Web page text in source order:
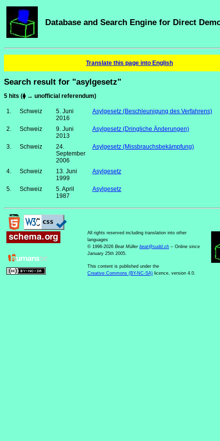
Database and Search Engine for Direct
Translate this page into English
Search result for "asylgesetz"
5 hits (⧫ → unofficial referendum)
1. Schweiz
5. Juni
2016
Asylgesetz (Beschleunigung des Verfahrens)
2. Schweiz
9. Juni
2013
Asylgesetz (Dringliche Änderungen)
3. Schweiz
24.
September
2006
Asylgesetz (Missbrauchsbekämpfung)
4. Schweiz
13. Juni
1999
Asylgesetz
5. Schweiz
5. April
1987
Asylgesetz
All rights reserved including translation into other
languages
© 1996-2026 Beat Müller beat@sudd.ch -- Online since
January 25th 2005.
This content is published under the
Creative Commons (BY-NC-SA) licence, version 4.0.